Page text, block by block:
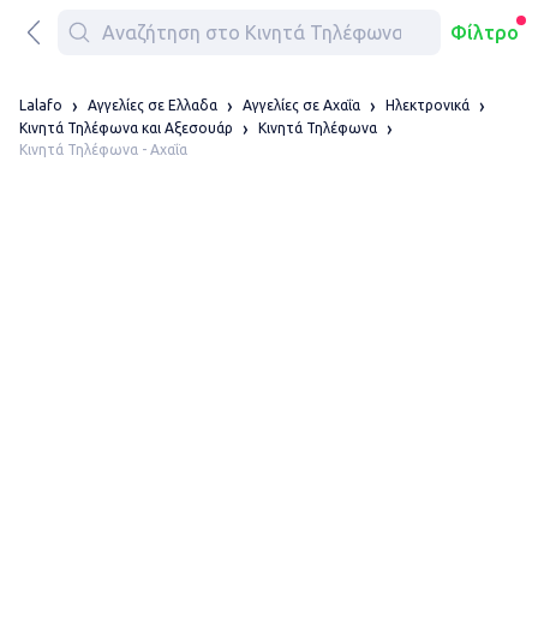
Φίλτρο
Lalafo Αγγελίες σε Ελλαδα Αγγελίες σε Αχαΐα
Ηλεκτρονικά
Κινητά Τηλέφωνα και Αξεσουάρ
Κινητά Τηλέφωνα
Κινητά Τηλέφωνα - Αχαΐα